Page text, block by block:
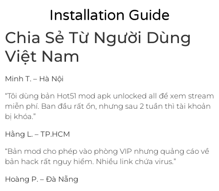
Installation Guide
Chia Sẻ Từ Người Dùng
Việt Nam
Minh T. – Hà Nội
“Tôi dùng bản Hot51 mod apk unlocked all để xem stream
miễn phí. Ban đầu rất ổn, nhưng sau 2 tuần thì tài khoản
bị khóa.”
Hằng L. – TP.HCM
“Bản mod cho phép vào phòng VIP nhưng quảng cáo về
bản hack rất nguy hiểm. Nhiều link chứa virus.”
Hoàng P. – Đà Nẵng